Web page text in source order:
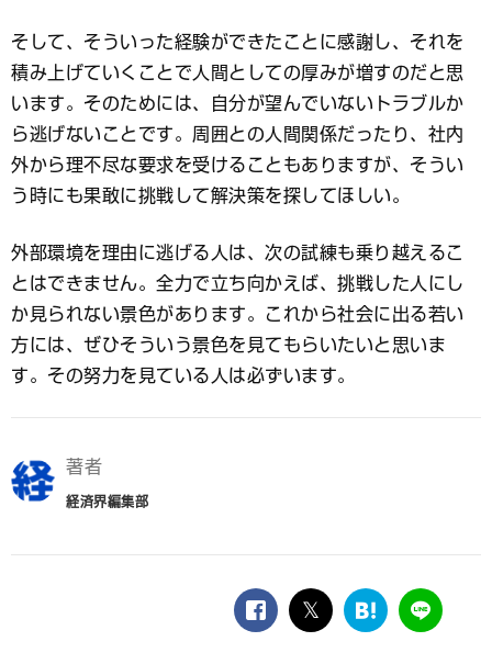
そして、そういった経験ができたことに感謝し、それを
積み上げていくことで人間としての厚みが増すのだと思
います。そのためには、自分が望んでいないトラブルか
ら逃げないことです。周囲との人間関係だったり、社内
外から理不尽な要求を受けることもありますが、そうい
う時にも果敢に挑戦して解決策を探してほしい。
外部環境を理由に逃げる人は、次の試練も乗り越えるこ
とはできません。全力で立ち向かえば、挑戦した人にし
か見られない景色があります。これから社会に出る若い
方には、ぜひそういう景色を見てもらいたいと思いま
す。その努力を見ている人は必ずいます。
著者
経済界編集部
facebook
twitter
は
LINE